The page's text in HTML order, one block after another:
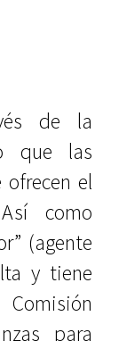
de la
que las
el
como
(agente
y tiene
para